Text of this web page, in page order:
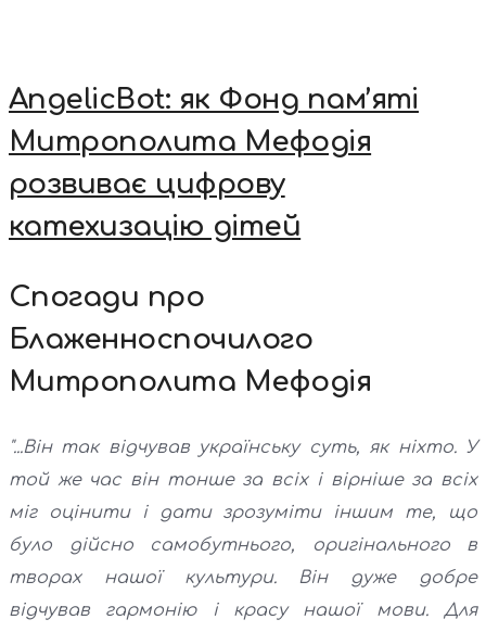
AngelicBot: як Фонд пам’яті
Митрополита Мефодія
розвиває цифрову
катехизацію дітей
Спогади про
Блаженноспочилого
Митрополита Мефодія
"...Він так відчував українську суть, як ніхто. У
той же час він тонше за всіх і вірніше за всіх
міг оцінити і дати зрозуміти іншим те, що
було дійсно самобутнього, оригінального в
творах нашої культури. Він дуже добре
відчував гармонію і красу нашої мови. Для